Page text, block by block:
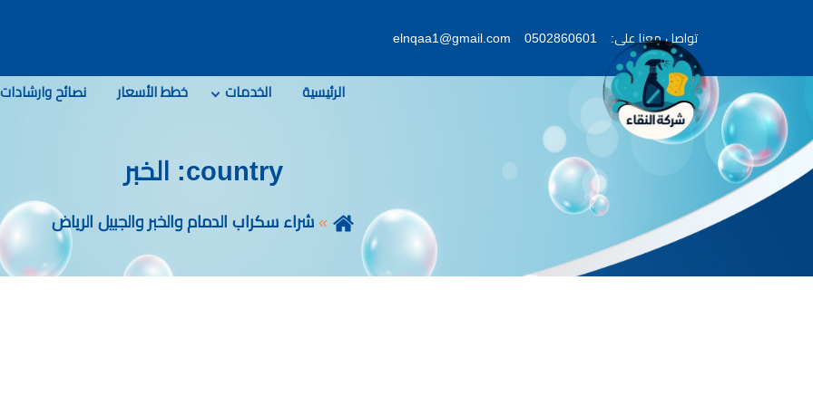
تواصل معنا على: 0502860601
elnqaa1@gmail.com
الرئيسية الخدمات خطط الأسعار نصائح وارشادات
country: الخبر
شراء سكراب الدمام والخبر والجبيل الرياض